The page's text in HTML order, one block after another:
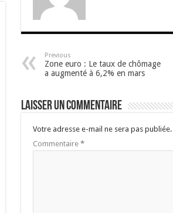
Previous
Zone euro : Le taux de chômage
a augmenté à 6,2% en mars
Laisser un commentaire
Votre adresse e-mail ne sera pas publiée.
Commentaire *